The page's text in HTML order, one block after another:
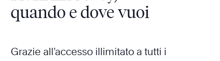
quando e dove vuoi
Grazie all’accesso illimitato a tutti i